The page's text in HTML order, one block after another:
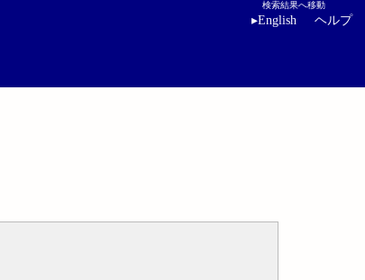
検索結果へ移動
▸English ヘルプ